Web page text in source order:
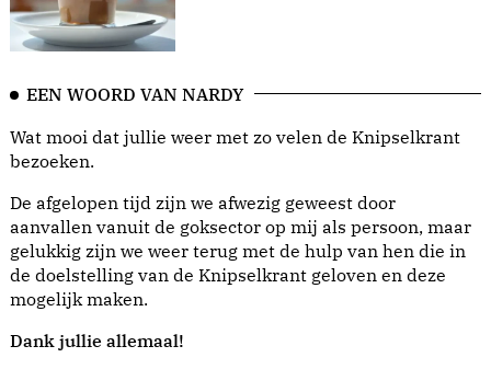
EEN WOORD VAN NARDY
Wat mooi dat jullie weer met zo velen de Knipselkrant
bezoeken.
De afgelopen tijd zijn we afwezig geweest door
aanvallen vanuit de goksector op mij als persoon, maar
gelukkig zijn we weer terug met de hulp van hen die in
de doelstelling van de Knipselkrant geloven en deze
mogelijk maken.
Dank jullie allemaal!